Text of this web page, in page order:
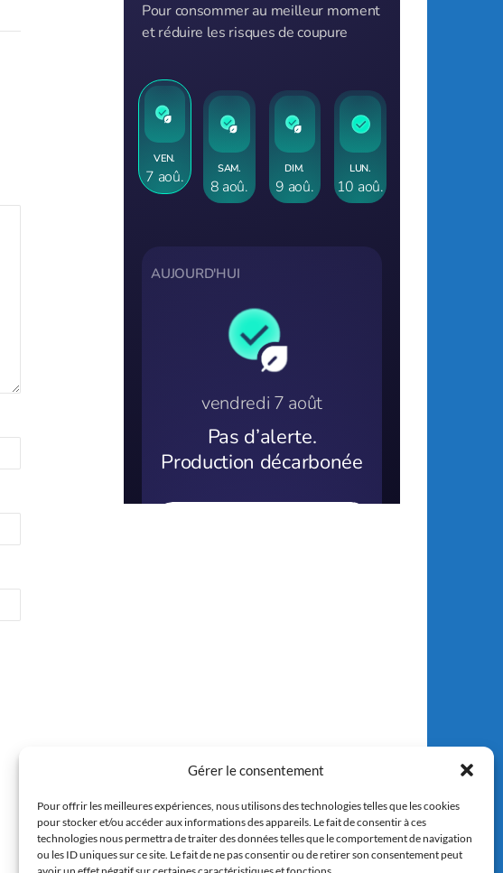
Gérer le consentement
Pour offrir les meilleures expériences, nous utilisons des technologies telles que les cookies
pour stocker et/ou accéder aux informations des appareils. Le fait de consentir à ces
technologies nous permettra de traiter des données telles que le comportement de navigation
ou les ID uniques sur ce site. Le fait de ne pas consentir ou de retirer son consentement peut